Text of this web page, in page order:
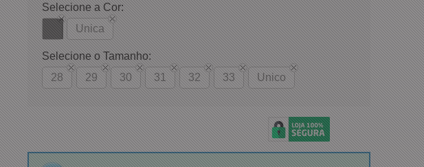
Selecione a Cor:
Unica
Selecione o Tamanho:
28
29 30 31 32 33 Unico